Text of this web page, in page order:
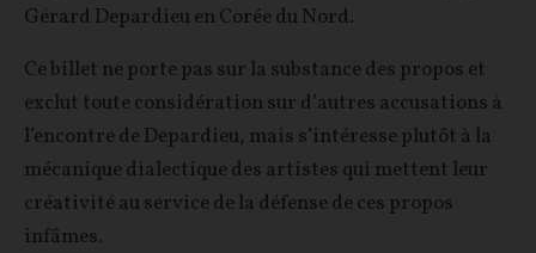
Gérard Depardieu en Corée du Nord.
Ce billet ne porte pas sur la substance des propos et
exclut toute considération sur d’autres accusations à
l’encontre de Depardieu, mais s’intéresse plutôt à la
mécanique dialectique des artistes qui mettent leur
créativité au service de la défense de ces propos
infâmes.